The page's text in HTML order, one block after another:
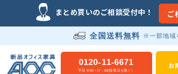
まとめ買いのご相談受付中！ ご
全国送料無料 ※一部地域
0120-11-6671
平日 9:00～17：00(祝祭日を除く）
お